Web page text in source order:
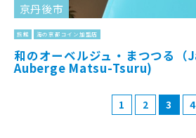
京丹後市
旅館 海の京都コイン加盟店
和のオーベルジュ・まつつる（
Auberge Matsu-Tsuru)
1 2 3 4